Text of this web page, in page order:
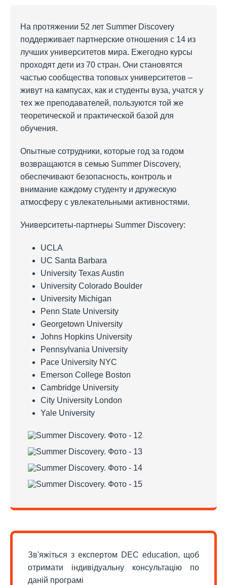
На протяжении 52 лет Summer Discovery
поддерживает партнерские отношения с 14 из
лучших университетов мира. Ежегодно курсы
проходят дети из 70 стран. Они становятся
частью сообщества топовых университетов –
живут на кампусах, как и студенты вуза, учатся у
тех же преподавателей, пользуются той же
теоретической и практической базой для
обучения.
Опытные сотрудники, которые год за годом
возвращаются в семью Summer Discovery,
обеспечивают безопасность, контроль и
внимание каждому студенту и дружескую
атмосферу с увлекательными активностями.
Университеты-партнеры Summer Discovery:
UCLA
UC Santa Barbara
University Texas Austin
University Colorado Boulder
University Michigan
Penn State University
Georgetown University
Johns Hopkins University
Pennsylvania University
Pace University NYC
Emerson College Boston
Cambridge University
City University London
Yale University
Зв'яжіться з експертом DEC education, щоб
отримати індивідуальну консультацію по
даній програмі